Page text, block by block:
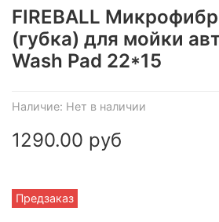
Наличие: Нет в наличии
Предзаказ
FIREBALL
(губка) для мойки
Wash Pad 22*15
1290.00 руб